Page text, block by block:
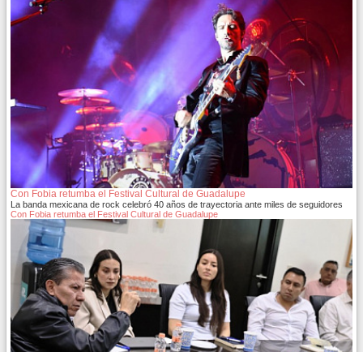
Con Fobia retumba el Festival Cultural de Guadalupe
La banda mexicana de rock celebró 40 años de trayectoria ante miles de seguidores
Con Fobia retumba el Festival Cultural de Guadalupe